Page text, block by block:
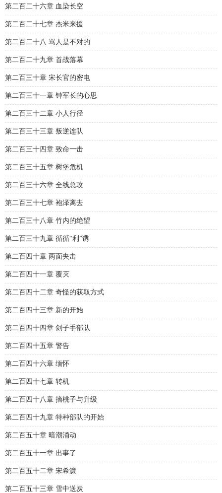
第二百二十六章 血染长空
第二百二十七章 杰米来援
第二百二十八 骂人是不对的
第二百二十九章 首战落幕
第二百三十章 宋长官的密电
第二百三十一章 钟军长的心思
第二百三十二章 小人行径
第二百三十三章 叛逆连队
第二百三十四章 致命一击
第二百三十五章 树堡危机
第二百三十六章 全线总攻
第二百三十七章 袍泽离去
第二百三十八章 竹内的绝望
第二百三十九章 循循“利”诱
第二百四十章 两面夹击
第二百四十一章 覆灭
第二百四十二章 奇怪的获取方式
第二百四十三章 新的开始
第二百四十四章 刽子手部队
第二百四十五章 警告
第二百四十六章 缅怀
第二百四十七章 转机
第二百四十八章 摘桃子与升级
第二百四十九章 特种部队的开始
第二百五十章 暗潮涌动
第二百五十一章 出事了
第二百五十二章 宋希濂
第二百五十三章 雪中送炭